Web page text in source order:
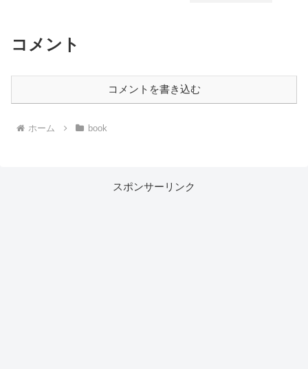
コメント
コメントを書き込む
ホーム book
スポンサーリンク